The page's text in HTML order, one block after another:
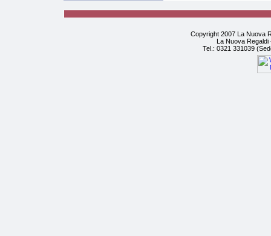
Copyright 2007 La Nuova
La Nuova Regaldi
Tel.: 0321 331039